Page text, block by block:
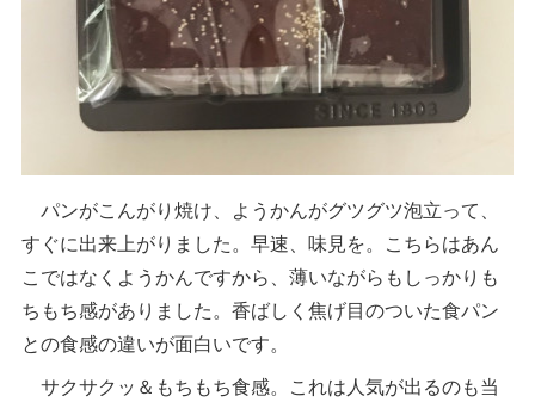
パンがこんがり焼け、ようかんがグツグツ泡立って、
すぐに出来上がりました。早速、味見を。こちらはあん
こではなくようかんですから、薄いながらもしっかりも
ちもち感がありました。香ばしく焦げ目のついた食パン
との食感の違いが面白いです。
サクサクッ＆もちもち食感。これは人気が出るのも当